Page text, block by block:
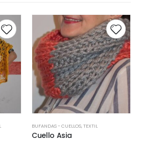
BUFANDAS - CUELLOS,TEXTIL
Cuello Asia